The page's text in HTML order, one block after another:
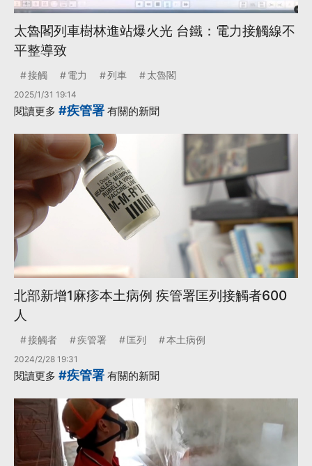
太魯閣列車樹林進站爆火光 台鐵：電力接觸線不
平整導致
接觸 電力 列車 太魯閣
2025/1/31 19:14
閱讀更多 #疾管署 有關的新聞
北部新增1麻疹本土病例 疾管署匡列接觸者600
人
接觸者 疾管署 匡列 本土病例
2024/2/28 19:31
閱讀更多 #疾管署 有關的新聞